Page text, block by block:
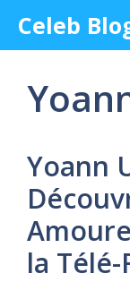
content
Celeb
Yoann
la